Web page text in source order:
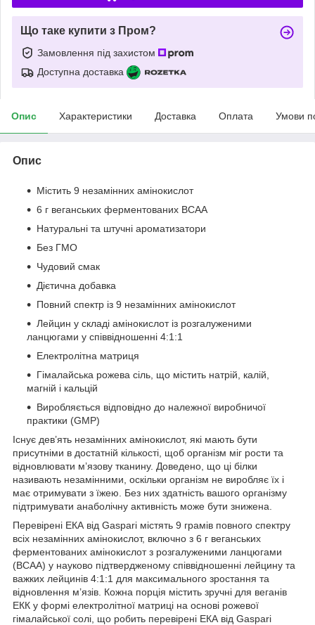
Що таке купити з Пром?
Замовлення під захистом
Доступна доставка
Опис Характеристики Доставка Оплата Умови
Опис
Містить 9 незамінних амінокислот
6 г веганських ферментованих BCAA
Натуральні та штучні ароматизатори
Без ГМО
Чудовий смак
Дієтична добавка
Повний спектр із 9 незамінних амінокислот
Лейцин у складі амінокислот із розгалуженими
ланцюгами у співвідношенні 4:1:1
Електролітна матриця
Гімалайська рожева сіль, що містить натрій, калій,
магній і кальцій
Виробляється відповідно до належної виробничої
практики (GMP)
Існує дев’ять незамінних амінокислот, які мають бути
присутніми в достатній кількості, щоб організм міг рости та
відновлювати м’язову тканину. Доведено, що ці білки
називають незамінними, оскільки організм не виробляє їх і
має отримувати з їжею. Без них здатність вашого організму
підтримувати анаболічну активність може бути знижена.
Перевірені ЕКА від Gaspari містять 9 грамів повного спектру
всіх незамінних амінокислот, включно з 6 г веганських
ферментованих амінокислот з розгалуженими ланцюгами
(BCAA) у науково підтвердженому співвідношенні лейцину та
важких лейцинів 4:1:1 для максимального зростання та
відновлення м’язів. Кожна порція містить зручні для веганів
ЕКК у формі електролітної матриці на основі рожевої
гімалайської солі, що робить перевірені ЕКА від Gaspari